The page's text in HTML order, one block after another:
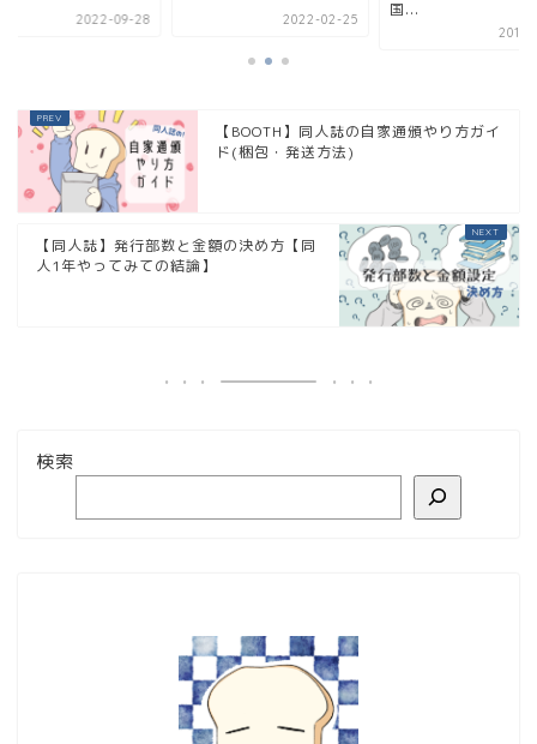
2022-09-28 2022-02-25
国...
2019-
【BOOTH】同人誌の自家通頒やり方ガイ
ド(梱包・発送方法)
【同人誌】発行部数と金額の決め方【同
人1年やってみての結論】
検索